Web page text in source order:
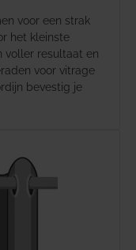
voor een strak
het kleinste
voller resultaat en
voor vitrage
bevestig je